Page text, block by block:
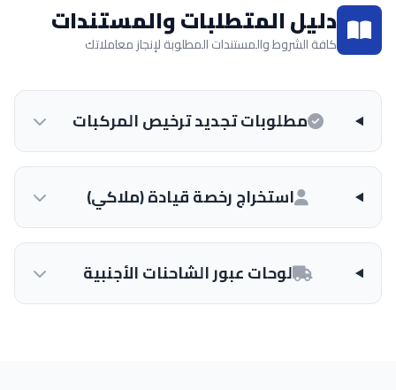
دليل المتطلبات والمستندات
كافة الشروط والمستندات المطلوبة لإنجاز معاملاتك
مطلوبات تجديد ترخيص المركبات
استخراج رخصة قيادة (ملاكي)
لوحات عبور الشاحنات الأجنبية